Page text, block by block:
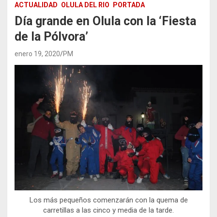
ACTUALIDAD OLULA DEL RIO PORTADA
Día grande en Olula con la ‘Fiesta
de la Pólvora’
enero 19, 2020 PM
Los más pequeños comenzarán con la quema de
carretillas a las cinco y media de la tarde.